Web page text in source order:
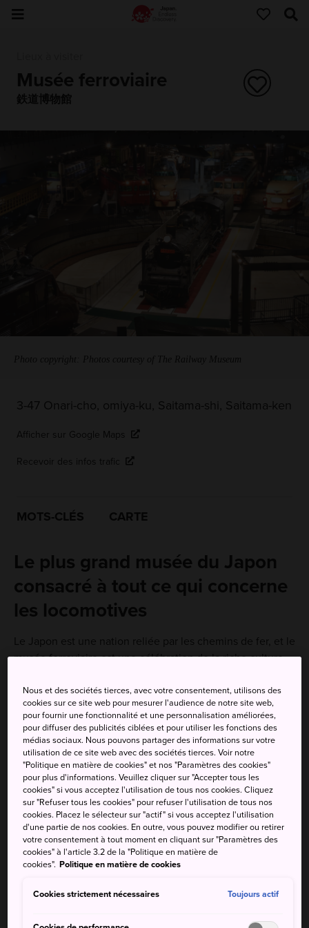
Musée ferroviaire
鉄道博物館
Photo copyright: Photos courtesy of The Railway Museum
3-47 Onari-cho, omiya-ku, Saitama-shi, Saitama-ken
Afficher sur Google Maps
Recevoir des infos trafic
MOTS-CLÉS CARTE
Le plus grand musée du Japon
consacré à tout ce qui concerne
les locomotives
Le Japon est une nation reliée par les chemins de fer, et le
musée ferroviaire est une célébration de la riche culture
trains réels, mais également d'expositions interactives
couvrant à la fois l'histoire et la technologie du rail, offrant
un regard fascinant sur tout ce qui concerne le transport
ferroviaire.
À ne pas manquer
D'immenses modèles grandeur nature de trains
historiques
Des activités éducatives interactives et des aires
Nous et des sociétés tierces, avec votre consentement, utilisons des
cookies sur ce site web pour mesurer l'audience de notre site web,
pour fournir une fonctionnalité et une personnalisation améliorées,
pour diffuser des publicités ciblées et pour utiliser les fonctions des
médias sociaux. Nous pouvons partager des informations sur votre
utilisation de ce site web avec des sociétés tierces. Voir notre
"Politique en matière de cookies" et nos "Paramètres des cookies"
pour plus d'informations. Veuillez cliquer sur "Accepter tous les
cookies" si vous acceptez l'utilisation de tous nos cookies. Cliquez
sur "Refuser tous les cookies" pour refuser l'utilisation de tous nos
cookies. Placez le sélecteur sur "actif" si vous acceptez l'utilisation
d'une partie de nos cookies. En outre, vous pouvez modifier ou retirer
votre consentement à tout moment en cliquant sur "Paramètres des
cookies" à l'article 3.2 de la "Politique en matière de
cookies". Politique en matière de cookies
Cookies strictement nécessaires Toujours actif